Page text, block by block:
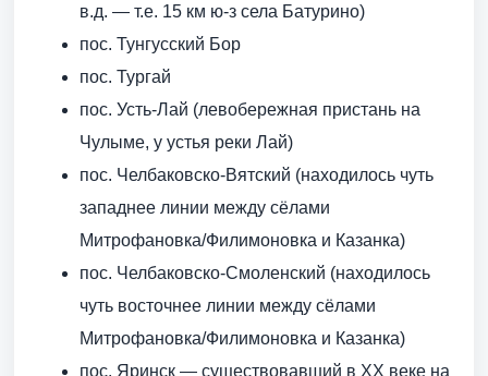
в.д. — т.е. 15 км ю-з села Батурино)
пос. Тунгусский Бор
пос. Тургай
пос. Усть-Лай (левобережная пристань на
Чулыме, у устья реки Лай)
пос. Челбаковско-Вятский (находилось чуть
западнее линии между сёлами
Митрофановка/Филимоновка и Казанка)
пос. Челбаковско-Смоленский (находилось
чуть восточнее линии между сёлами
Митрофановка/Филимоновка и Казанка)
пос. Яринск — существовавший в XX веке на